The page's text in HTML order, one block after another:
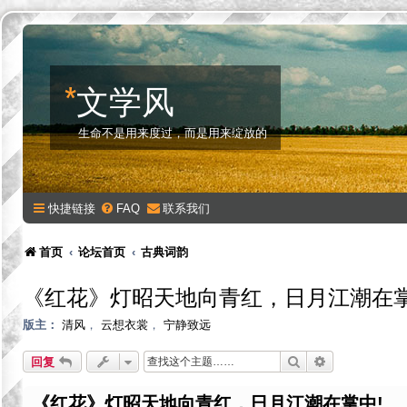
*文学风
生命不是用来度过，而是用来绽放的
快捷链接 FAQ 联系我们
首页 论坛首页 古典词韵
《红花》灯昭天地向青红，日月江潮在
版主： 清风 ， 云想衣裳 ， 宁静致远
回复 搜索
《红花》灯昭天地向青红，日月江潮在掌中!